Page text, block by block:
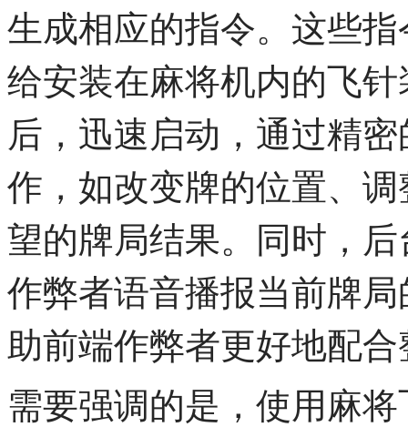
生成相应的指令。这些
给安装在麻将机内的飞
后，迅速启动，通过精
作，如改变牌的位置、
望的牌局结果。同时，
作弊者语音播报当前牌
助前端作弊者更好地配
需要强调的是，使用麻